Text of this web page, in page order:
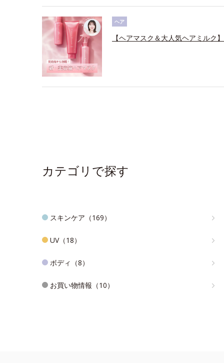
ヘア
【ヘアマスク＆大人気ヘアミルク
カテゴリで探す
スキンケア（169）
UV（18）
ボディ（8）
お買い物情報（10）